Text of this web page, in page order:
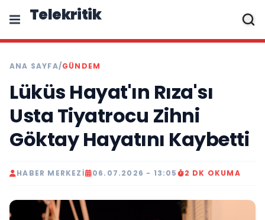
Telekritik
ANA SAYFA/GÜNDEM
Lüküs Hayat'ın Rıza'sı
Usta Tiyatrocu Zihni
Göktay Hayatını Kaybetti
HABER MERKEZI 06.07.2026 - 13:05 2 DK OKUMA